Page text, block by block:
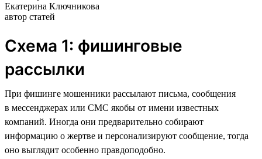
Екатерина Ключникова
автор статей
Схема 1: фишинговые
рассылки
При фишинге мошенники рассылают письма, сообщения
в мессенджерах или СМС якобы от имени известных
компаний. Иногда они предварительно собирают
информацию о жертве и персонализируют сообщение, тогда
оно выглядит особенно правдоподобно.